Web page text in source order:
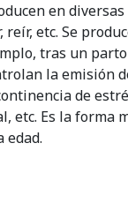
en
etc. Se
tras un
la emisión
de
etc. Es la forma
edad.